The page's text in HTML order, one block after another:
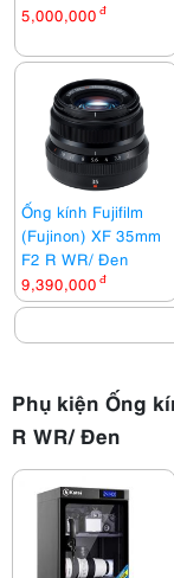
5,000,000 đ
Ống kính Fujifilm
(Fujinon) XF 35mm
F2 R WR/ Đen
9,390,000 đ
Phụ kiện Ống
R WR/ Đen